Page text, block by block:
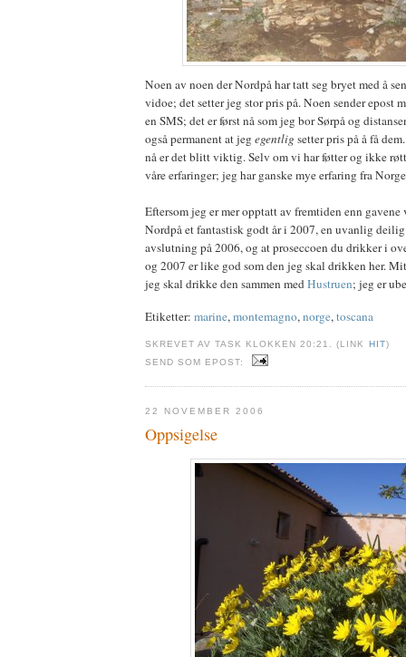
Noen av noen der Nordpå har tatt seg bryet med å
vidoe; det setter jeg stor pris på. Noen sender epost
en SMS; det er først nå som jeg bor Sørpå og
også permanent at jeg egentlig setter pris på å få
nå er det blitt viktig. Selv om vi har føtter og ikke
våre erfaringer; jeg har ganske mye erfaring fra
Eftersom jeg er mer opptatt av fremtiden enn
Nordpå et fantastisk godt år i 2007, en uvanlig
avslutning på 2006, og at proseccoen du drikker i
og 2007 er like god som den jeg skal drikken her.
jeg skal drikke den sammen medHustruen; jeg er
Etiketter: marine,montemagno,norge,toscana
SKREVET AV TASK KLOKKEN 20:21. (LINK HIT)
SEND SOM EPOST:
22 NOVEMBER 2006
Oppsigelse